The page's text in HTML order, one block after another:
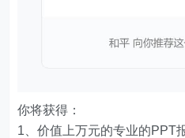
你将获得：
1、价值上万元的专业的PPT